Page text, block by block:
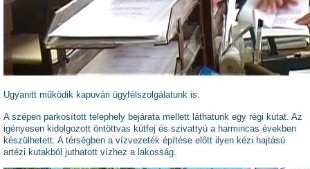
Ugyanitt működik kapuvári ügyfélszolgálatunk is.
A szépen parkosított telephely bejárata mellett láthatunk egy régi kutat. Az
igényesen kidolgozott öntöttvas kútfej és szivattyú a harmincas években
készülhetett. A térségben a vízvezeték építése előtt ilyen kézi hajtású
artézi kutakból juthatott vízhez a lakosság.